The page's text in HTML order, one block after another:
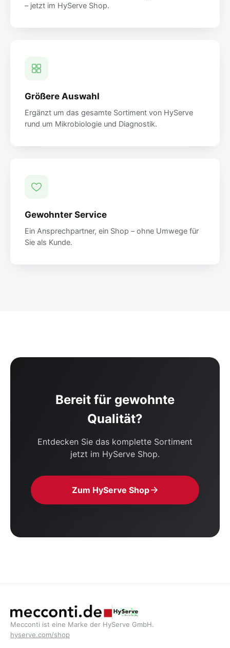
– jetzt im HyServe Shop.
Größere Auswahl
Ergänzt um das gesamte Sortiment von HyServe
rund um Mikrobiologie und Diagnostik.
Gewohnter Service
Ein Ansprechpartner, ein Shop – ohne Umwege für
Sie als Kunde.
Bereit für gewohnte
Qualität?
Entdecken Sie das komplette Sortiment
jetzt im HyServe Shop.
Zum HyServe Shop
Mecconti ist eine Marke der HyServe GmbH.
hyserve.com/shop